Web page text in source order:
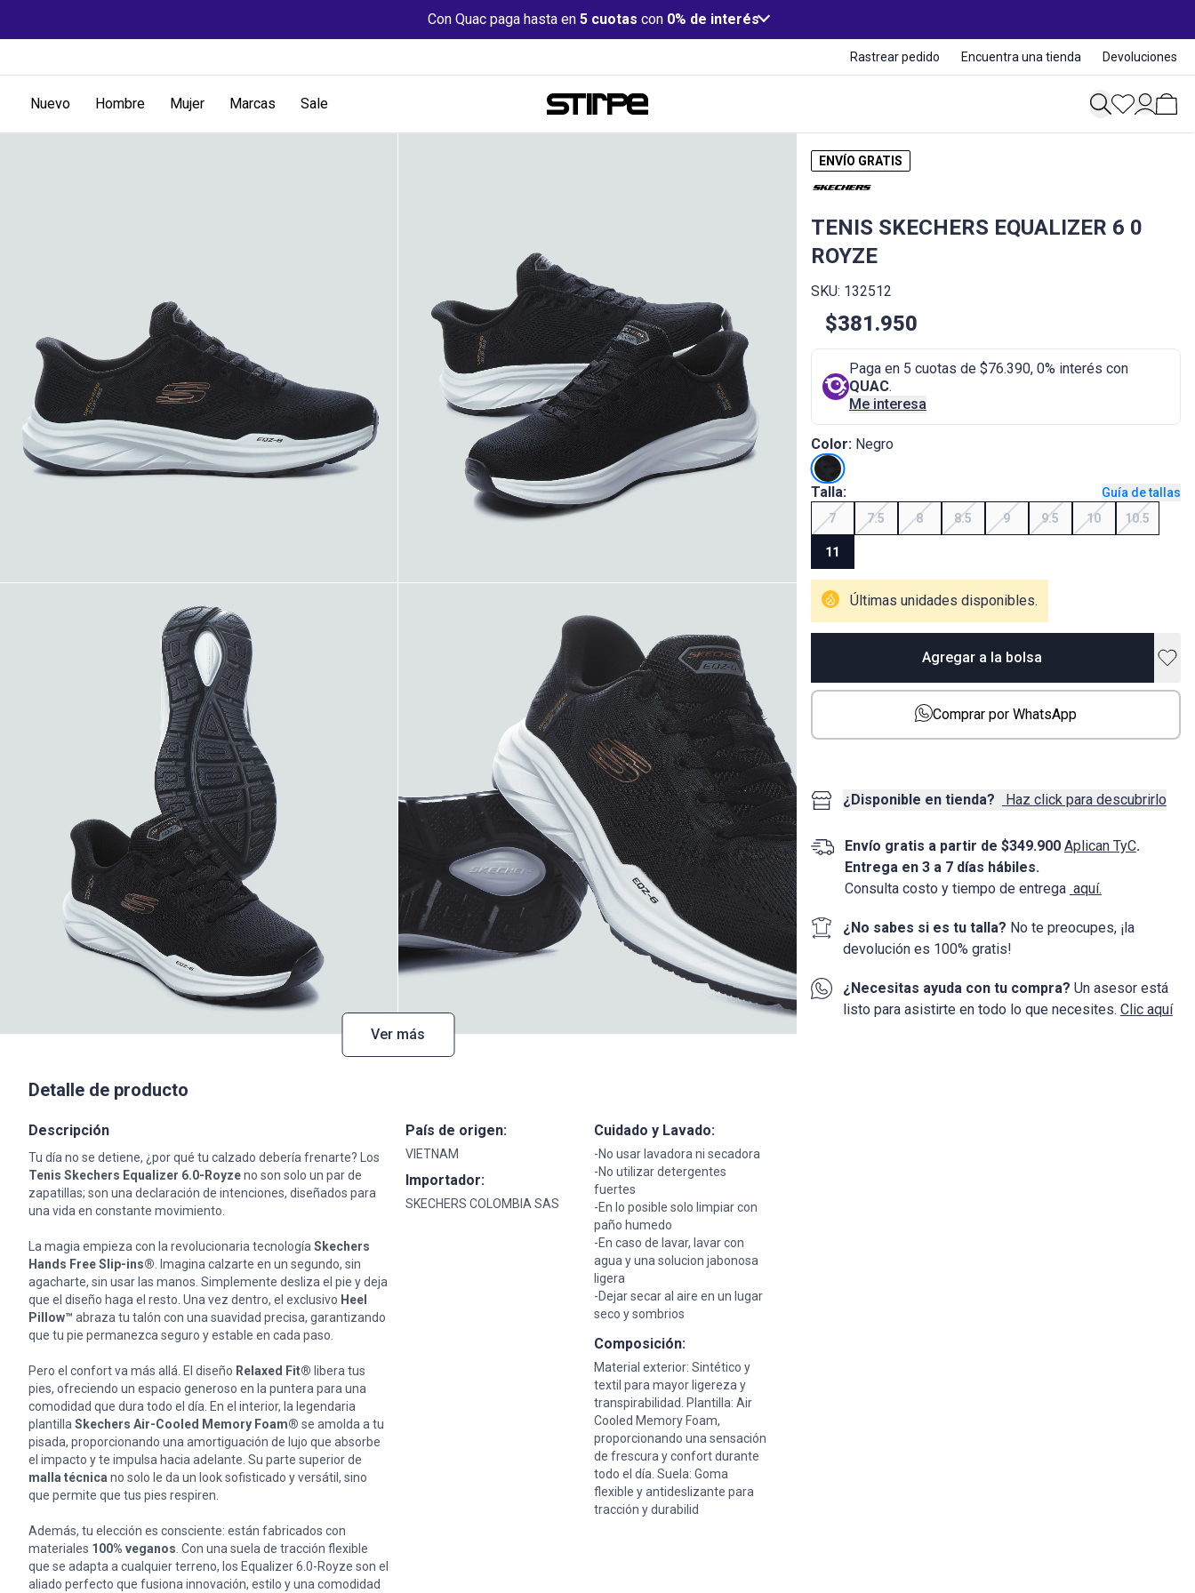
Con Quac paga hasta en 5 cuotas con 0% de interés
Rastrear pedido Encuentra una tienda Devoluciones
Nuevo Hombre Mujer Marcas Sale
Ver más
Detalle de producto
Descripción
Tu día no se detiene, ¿por qué tu calzado debería frenarte? Los
Tenis Skechers Equalizer 6.0-Royzeno son solo un par de
zapatillas; son una declaración de intenciones, diseñados para
una vida en constante movimiento.
La magia empieza con la revolucionaria tecnologíaSkechers
Hands Free Slip-ins®. Imagina calzarte en un segundo, sin
agacharte, sin usar las manos. Simplemente desliza el pie y deja
que el diseño haga el resto. Una vez dentro, el exclusivo Heel
Pillow™ abraza tu talón con una suavidad precisa, garantizando
que tu pie permanezca seguro y estable en cada paso.
Pero el confort va más allá. El diseño Relaxed Fit® libera tus
pies, ofreciendo un espacio generoso en la puntera para una
comodidad que dura todo el día. En el interior, la legendaria
plantillaSkechers Air-Cooled Memory Foam® se amolda a tu
pisada, proporcionando una amortiguación de lujo que absorbe
el impacto y te impulsa hacia adelante. Su parte superior de
malla técnica no solo le da un look sofisticado y versátil, sino
que permite que tus pies respiren.
Además, tu elección es consciente: están fabricados con
materiales 100% veganos. Con una suela de tracción flexible
que se adapta a cualquier terreno, los Equalizer 6.0-Royze son el
aliado perfecto que fusiona innovación, estilo y una comodidad
País de origen:
VIETNAM
Importador:
SKECHERS COLOMBIA SAS
Cuidado y Lavado:
-No usar lavadora ni secadora
-No utilizar detergentes
fuertes
-En lo posible solo limpiar con
paño humedo
-En caso de lavar, lavar con
agua y una solucion jabonosa
ligera
-Dejar secar al aire en un lugar
seco y sombrios
Composición:
Material exterior: Sintético y
textil para mayor ligereza y
transpirabilidad. Plantilla: Air
Cooled Memory Foam,
proporcionando una sensación
de frescura y confort durante
todo el día. Suela: Goma
flexible y antideslizante para
tracción y durabilid
ENVÍO GRATIS
TENIS SKECHERS EQUALIZER 6 0
ROYZE
SKU: 132512
$381.950
Paga en 5 cuotas de $76.390, 0% interés con
QUAC.
Me interesa
Color: Negro
Talla:
Guía de tallas
7
7.5 8 8.5 9 9.5 10 10.5
11
Últimas unidades disponibles.
Agregar a la bolsa
Comprar por WhatsApp
¿Disponible en tienda? Haz click para descubrirlo
Envío gratis a partir de $349.900 Aplican TyC.
Entrega en 3 a 7 días hábiles.
Consulta costo y tiempo de entrega aquí.
¿No sabes si es tu talla? No te preocupes, ¡la
devoluciónes 100% gratis!
¿Necesitas ayuda con tu compra? Un asesor está
listo para asistirte en todo lo que necesites. Clic aquí